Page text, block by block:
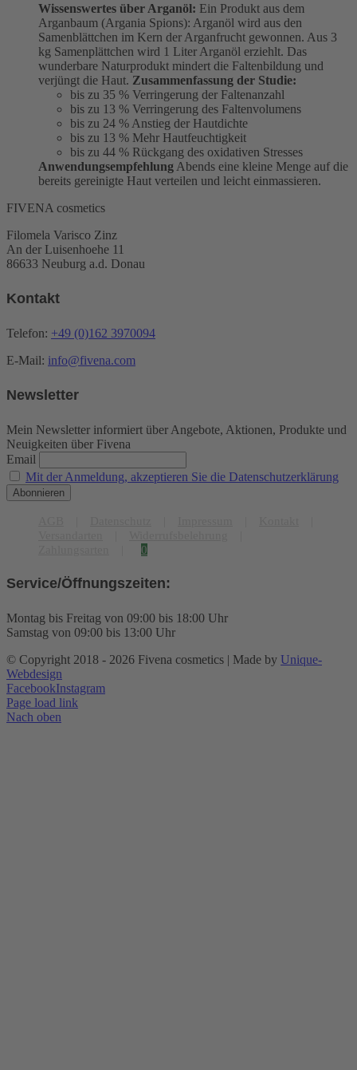
Wissenswertes über Arganöl: Ein Produkt aus dem
Arganbaum (Argania Spions): Arganöl wird aus den
Samenblättchen im Kern der Arganfrucht gewonnen. Aus 3
kg Samenplättchen wird 1 Liter Arganöl erziehlt. Das
wunderbare Naturprodukt mindert die Faltenbildung und
verjüngt die Haut. Zusammenfassung der Studie:
bis zu 35 % Verringerung der Faltenanzahl
bis zu 13 % Verringerung des Faltenvolumens
bis zu 24 % Anstieg der Hautdichte
bis zu 13 % Mehr Hautfeuchtigkeit
bis zu 44 % Rückgang des oxidativen Stresses
Anwendungsempfehlung Abends eine kleine Menge auf die
bereits gereinigte Haut verteilen und leicht einmassieren.
FIVENA cosmetics
Filomela Varisco Zinz
An der Luisenhoehe 11
86633 Neuburg a.d. Donau
Kontakt
Telefon: +49 (0)162 3970094
E-Mail: info@fivena.com
Newsletter
Mein Newsletter informiert über Angebote, Aktionen, Produkte und
Neuigkeiten über Fivena
Email
Mit der Anmeldung, akzeptieren Sie die Datenschutzerklärung
0
Service/Öffnungszeiten:
Montag bis Freitag von 09:00 bis 18:00 Uhr
Samstag von 09:00 bis 13:00 Uhr
© Copyright 2018 - 2026 Fivena cosmetics | Made by Unique-
Webdesign
FacebookInstagram
Page load link
Nach oben